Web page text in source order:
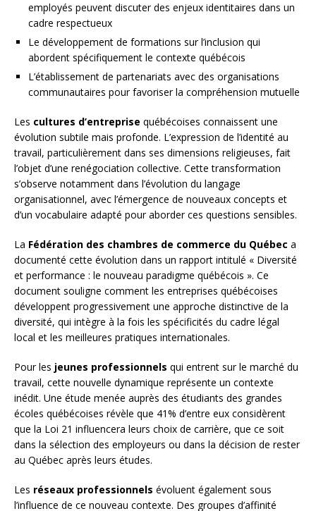
employés peuvent discuter des enjeux identitaires dans un
cadre respectueux
Le développement de formations sur l’inclusion qui
abordent spécifiquement le contexte québécois
L’établissement de partenariats avec des organisations
communautaires pour favoriser la compréhension mutuelle
Les cultures d’entreprise québécoises connaissent une
évolution subtile mais profonde. L’expression de l’identité au
travail, particulièrement dans ses dimensions religieuses, fait
l’objet d’une renégociation collective. Cette transformation
s’observe notamment dans l’évolution du langage
organisationnel, avec l’émergence de nouveaux concepts et
d’un vocabulaire adapté pour aborder ces questions sensibles.
La Fédération des chambres de commerce du Québec a
documenté cette évolution dans un rapport intitulé « Diversité
et performance : le nouveau paradigme québécois ». Ce
document souligne comment les entreprises québécoises
développent progressivement une approche distinctive de la
diversité, qui intègre à la fois les spécificités du cadre légal
local et les meilleures pratiques internationales.
Pour les jeunes professionnels qui entrent sur le marché du
travail, cette nouvelle dynamique représente un contexte
inédit. Une étude menée auprès des étudiants des grandes
écoles québécoises révèle que 41% d’entre eux considèrent
que la Loi 21 influencera leurs choix de carrière, que ce soit
dans la sélection des employeurs ou dans la décision de rester
au Québec après leurs études.
Les réseaux professionnels évoluent également sous
l’influence de ce nouveau contexte. Des groupes d’affinité